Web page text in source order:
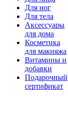
Для ног
Для тела
Аксессуары
для дома
Косметика
для макияжа
Витамины и
добавки
Подарочный
сертификат